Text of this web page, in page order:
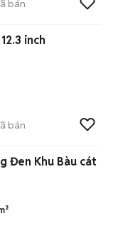
bán
inch
bán
Đen Khu Bàu cát